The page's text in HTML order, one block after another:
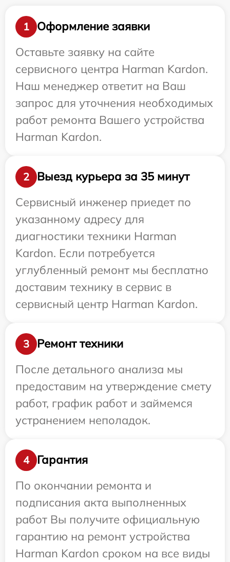
1
Оформление заявки
Оставьте заявку на сайте
сервисного центра Harman Kardon.
Наш менеджер ответит на Ваш
запрос для уточнения необходимых
работ ремонта Вашего устройства
Harman Kardon.
2
Выезд курьера за 35 минут
Сервисный инженер приедет по
указанному адресу для
диагностики техники Harman
Kardon. Если потребуется
углубленный ремонт мы бесплатно
доставим технику в сервис в
сервисный центр Harman Kardon.
3
Ремонт техники
После детального анализа мы
предоставим на утверждение смету
работ, график работ и займемся
устранением неполадок.
4
Гарантия
По окончании ремонта и
подписания акта выполненных
работ Вы получите официальную
гарантию на ремонт устройства
Harman Kardon сроком на все виды